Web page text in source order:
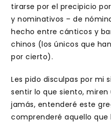
tirarse por el precipicio
y nominativos – de
hecho entre cánticos y
chinos (los únicos que
por cierto).
Les pido disculpas por mi
sentir lo que siento,
jamás, entenderé este
comprenderé aquello que